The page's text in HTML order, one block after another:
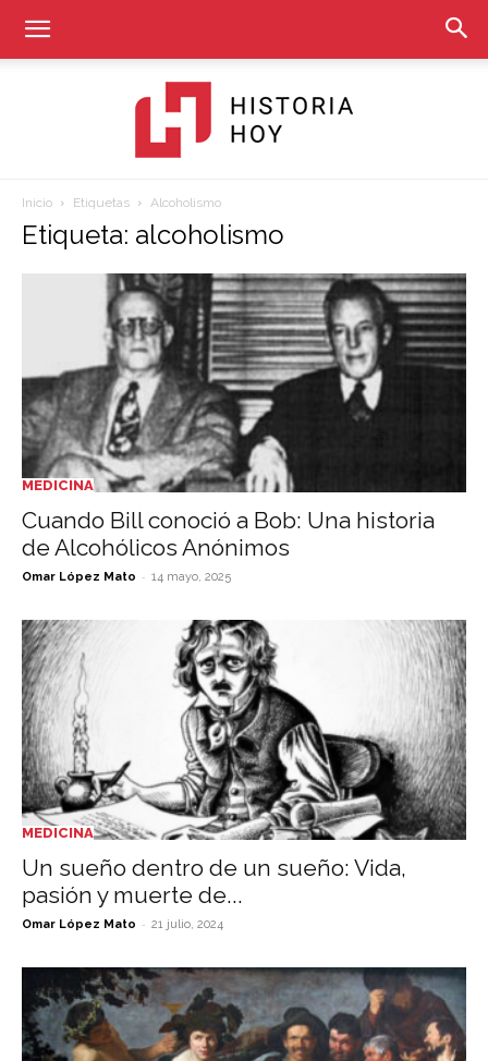
Hoy
Inicio Etiquetas Alcoholismo
Etiqueta: alcoholismo
MEDICINA
Cuando Bill conoció a Bob: Una historia
de Alcohólicos Anónimos
Omar López Mato - 14 mayo, 2025
MEDICINA
Un sueño dentro de un sueño: Vida,
pasión y muerte de...
Omar López Mato - 21 julio, 2024